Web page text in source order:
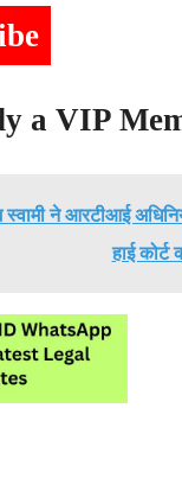
a VIP
स्वामी ने आरटीआई
हाई